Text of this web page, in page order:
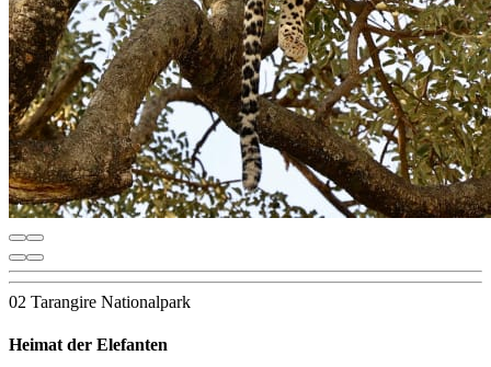
02 Tarangire Nationalpark
Heimat der Elefanten